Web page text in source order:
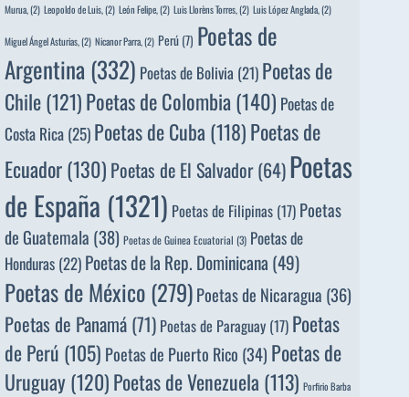
Murua, (2) Leopoldo de Luis, (2) León Felipe, (2) Luis Llorèns Torres, (2) Luis López Anglada, (2)
Miguel Ángel Asturias, (2) Nicanor Parra, (2) Perú (7) Poetas de
Argentina (332) Poetas de Bolivia (21) Poetas de
Chile(121)Poetas de Colombia (140) Poetas de
Costa Rica(25)Poetas de Cuba (118)Poetas de
Ecuador(130) Poetas de El Salvador(64)Poetas
de España (1321) Poetas de Filipinas (17) Poetas
de Guatemala (38) Poetas de Guinea Ecuatorial (3) Poetas de
Honduras (22) Poetas de la Rep. Dominicana (49)
Poetas de México(279)Poetas de Nicaragua (36)
Poetas de Panamá (71) Poetas de Paraguay (17) Poetas
de Perú (105) Poetas de Puerto Rico (34) Poetas de
Uruguay(120)Poetas de Venezuela (113) Porfirio Barba